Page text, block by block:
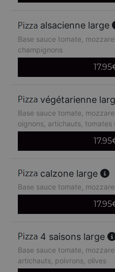
alsacienne large
Base sauce tomate,
champignons
17.95
végétarienne
Base sauce tomate,
oignons, artichauts,
17.95
calzone large
Base sauce tomate,
17.95
4 saisons large
Base sauce tomate,
artichauts, poivrons, olives